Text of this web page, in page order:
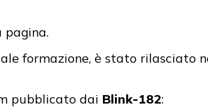
pagina.
formazione, è stato rilasciato
pubblicato dai Blink-182: